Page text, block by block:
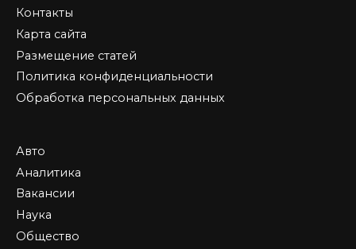
Контакты
Карта сайта
Размещение статей
Политика конфиденциальности
Обработка персональных данных
Авто
Аналитика
Вакансии
Наука
Общество